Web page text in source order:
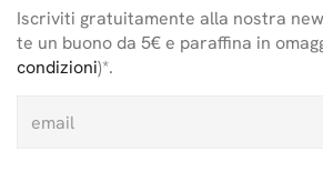
Iscriviti gratuitamente alla nostra
te un buono da 5€ e paraffina in
condizioni)*.